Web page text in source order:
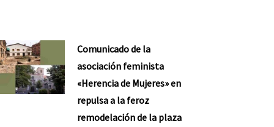
Comunicado de la
asociación feminista
«Herencia de Mujeres» en
repulsa a la feroz
remodelación de la plaza